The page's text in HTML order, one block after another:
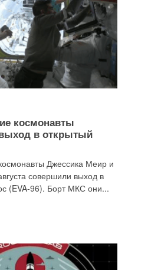
космонавты
в открытый
Джессика Меир и
совершили выход в
(EVA-96). Борт МКС они...